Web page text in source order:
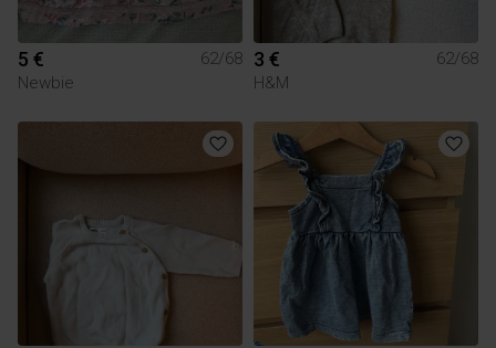
5 €
62/68
Newbie
3 €
62/68
H&M